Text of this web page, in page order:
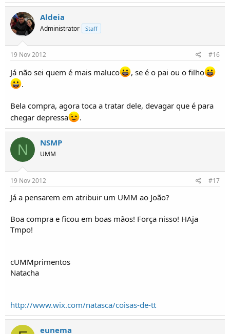
passado pela cabeça e que me agradam , mas quem vai escolher o nome é o
seu proprietário, o Pai Fonseca
mais uma vez muito obrigado e abraços
vou dando noticias
Tiago Fonseca
treta, o UMM é um naco de vitela barrosã...
Aldeia
Administrator Staff
19 Nov 2012 #16
Já não sei quem é mais maluco
, se é o pai ou o filho
.
Bela compra, agora toca a tratar dele, devagar que é para
chegar depressa
.
N NSMP
UMM
19 Nov 2012 #17
Já a pensarem em atribuir um UMM ao João?
Boa compra e ficou em boas mãos! Força nisso! HAja
Tmpo!
cUMMprimentos
Natacha
http://www.wix.com/natasca/coisas-de-tt
eunema